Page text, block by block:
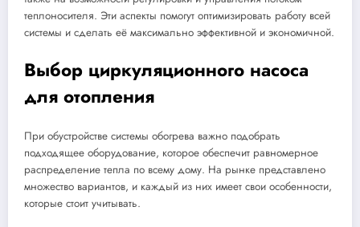
теплоносителя. Эти аспекты помогут оптимизировать работу всей
системы и сделать её максимально эффективной и экономичной.
Выбор циркуляционного насоса
для отопления
При обустройстве системы обогрева важно подобрать
подходящее оборудование, которое обеспечит равномерное
распределение тепла по всему дому. На рынке представлено
множество вариантов, и каждый из них имеет свои особенности,
которые стоит учитывать.